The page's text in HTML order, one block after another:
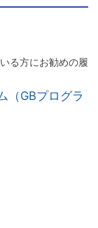
る方にお勧めの履
（GBプログラ